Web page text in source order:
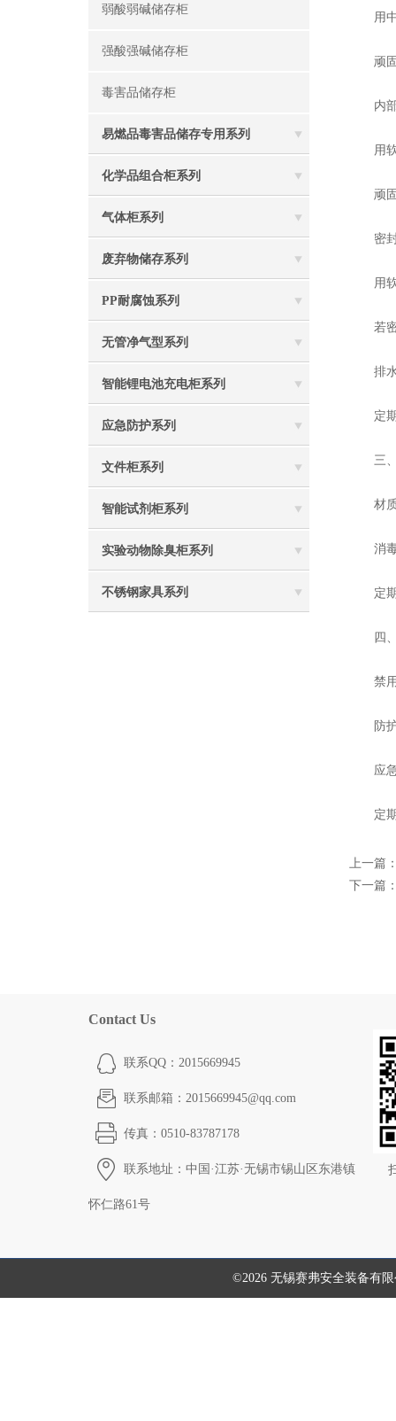
弱酸弱碱储存柜
强酸强碱储存柜
毒害品储存柜
易燃品毒害品储存专用系列
化学品组合柜系列
气体柜系列
废弃物储存系列
PP耐腐蚀系列
无管净气型系列
智能锂电池充电柜系列
应急防护系列
文件柜系列
智能试剂柜系列
实验动物除臭柜系列
不锈钢家具系列
用中
顽固
内部
用软
顽固
密封
用软
若密
排水
定期
三、
材质
消毒
定期
四、
禁用
防护
应急
定期
上一篇
下一篇
Contact Us
联系QQ：2015669945
联系邮箱：2015669945@qq.com
传真：0510-83787178
联系地址：中国·江苏·无锡市锡山区东港镇
怀仁路61号
©2026 无锡赛弗安全装备有